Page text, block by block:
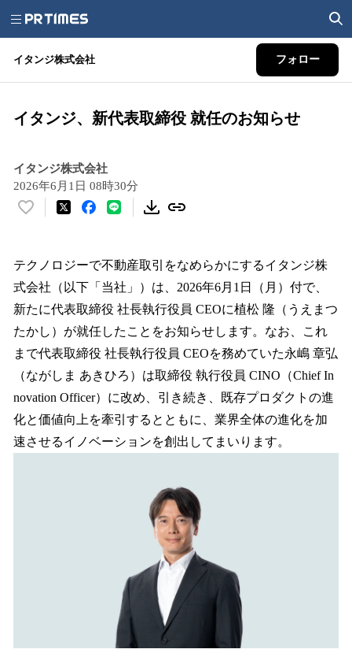
イタンジ株式会社 フォロー
イタンジ、新代表取締役 就任のお知らせ
イタンジ株式会社
2026年6月1日 08時30分
い
！
数
を
読
み
込
み
中
で
す
テクノロジーで不動産取引をなめらかにするイタンジ株
式会社（以下「当社」）は、2026年6月1日（月）付で、
新たに代表取締役 社長執行役員 CEOに植松 隆（うえまつ
たかし）が就任したことをお知らせします。なお、これ
まで代表取締役 社長執行役員 CEOを務めていた永嶋 章弘
（ながしま あきひろ）は取締役 執行役員 CINO（Chief In
novation Officer）に改め、引き続き、既存プロダクトの進
化と価値向上を牽引するとともに、業界全体の進化を加
速させるイノベーションを創出してまいります。